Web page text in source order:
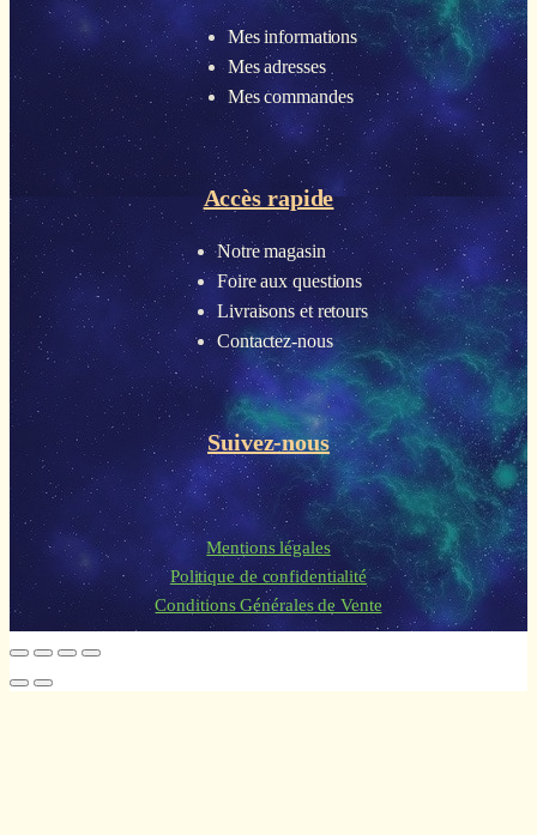
Mes informations
Mes adresses
Mes commandes
Accès rapide
Notre magasin
Foire aux questions
Livraisons et retours
Contactez-nous
Suivez-nous
Mentions légales
Politique de confidentialité
Conditions Générales de Vente